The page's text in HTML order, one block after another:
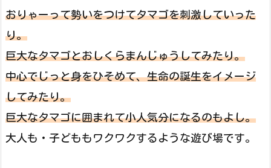
おりゃーって勢いをつけてタマゴを刺激していった
り。
巨大なタマゴとおしくらまんじゅうしてみたり。
中心でじっと身をひそめて、生命の誕生をイメージ
してみたり。
巨大なタマゴに囲まれて小人気分になるのもよし。
大人も・子どももワクワクするような遊び場です。